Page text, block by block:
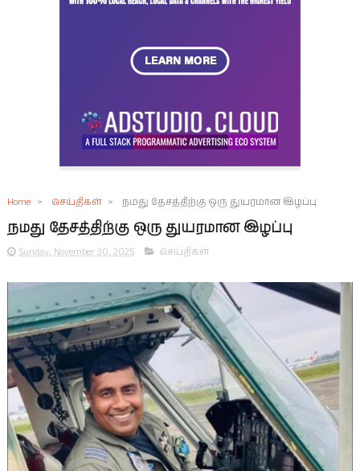
Home > செய்திகள் > நமது தேசத்திற்கு ஒரு துயரமான இழப்பு
நமது தேசத்திற்கு ஒரு துயரமான இழப்பு
Sunday, November 30, 2025 செய்திகள்